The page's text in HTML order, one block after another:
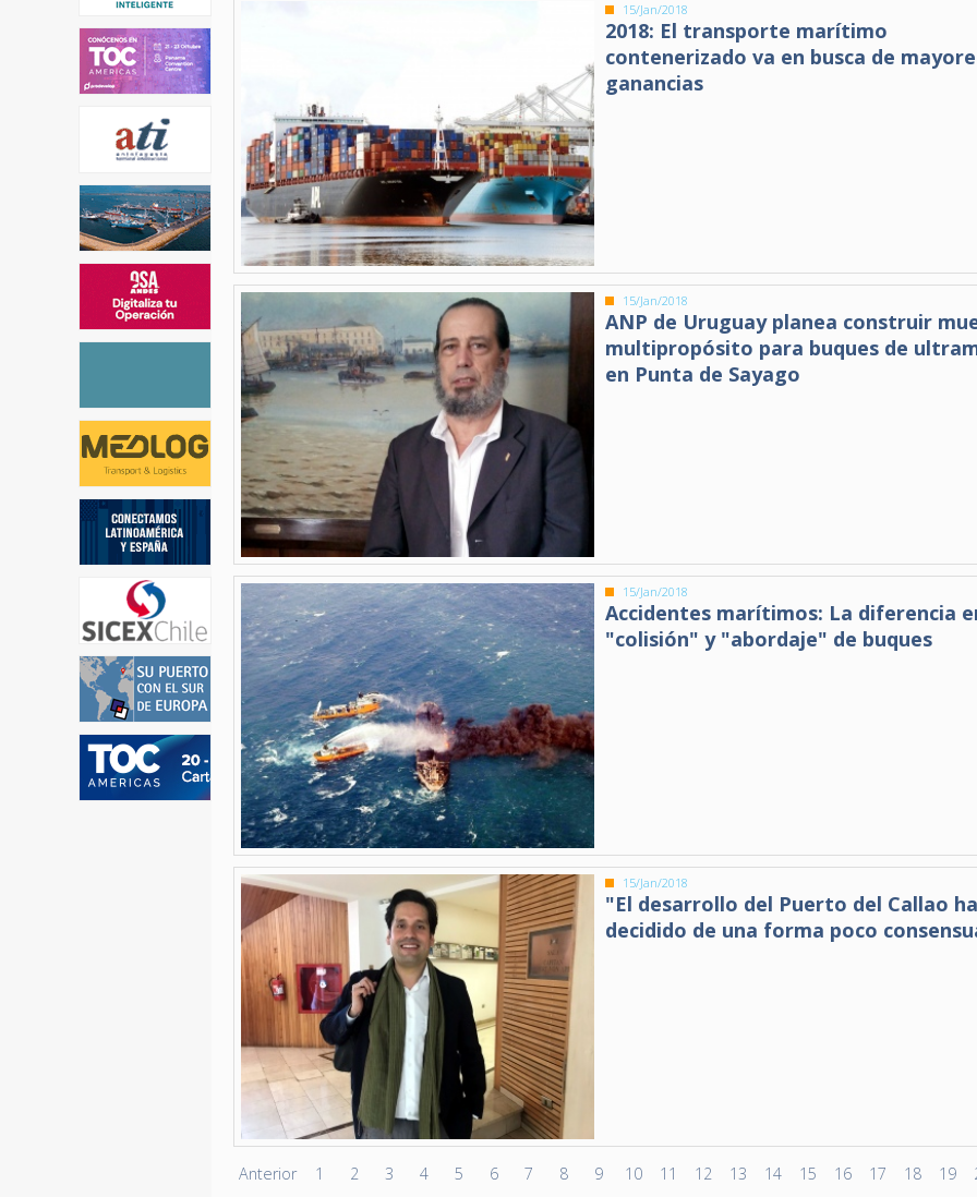
15/Jan/2018
2018: El transporte marítimo
contenerizado va en busca de
ganancias
15/Jan/2018
ANP de Uruguay planea construir
multipropósito para buques de
en Punta de Sayago
15/Jan/2018
Accidentes marítimos: La diferencia
"colisión" y "abordaje" de buques
15/Jan/2018
"El desarrollo del Puerto del Callao
decidido de una forma poco
Anterior 1 2 3 4 5 6 7 8 9 10 11 12 13 14 15 16 17 18 19